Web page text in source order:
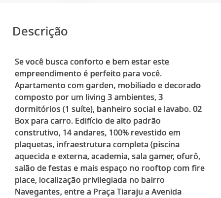
Descrição
Se você busca conforto e bem estar este
empreendimento é perfeito para você.
Apartamento com garden, mobiliado e decorado
composto por um living 3 ambientes, 3
dormitórios (1 suíte), banheiro social e lavabo. 02
Box para carro. Edifício de alto padrão
construtivo, 14 andares, 100% revestido em
plaquetas, infraestrutura completa (piscina
aquecida e externa, academia, sala gamer, ofurô,
salão de festas e mais espaço no rooftop com fire
place, localização privilegiada no bairro
Navegantes, entre a Praça Tiaraju a Avenida